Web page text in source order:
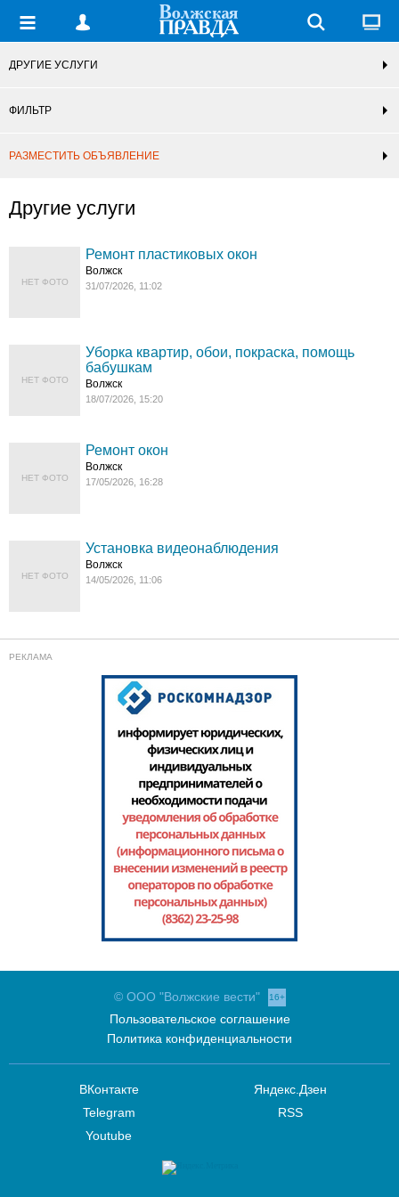
ДРУГИЕ УСЛУГИ
ФИЛЬТР
РАЗМЕСТИТЬ ОБЪЯВЛЕНИЕ
Другие услуги
НЕТ ФОТО
Ремонт пластиковых окон
Волжск
31/07/2026, 11:02
НЕТ ФОТО
Уборка квартир, обои, покраска, помощь
бабушкам
Волжск
18/07/2026, 15:20
НЕТ ФОТО
Ремонт окон
Волжск
17/05/2026, 16:28
НЕТ ФОТО
Установка видеонаблюдения
Волжск
14/05/2026, 11:06
© ООО "Волжские вести" 16+
Пользовательское соглашение
Политика конфиденциальности
ВКонтакте
Telegram
Youtube
Яндекс.Дзен
RSS